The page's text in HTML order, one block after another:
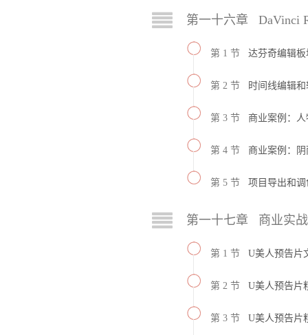
第一十六章 DaVinci
第 1 节 达芬奇编辑
第 2 节 时间线编辑
第 3 节 商业案例：
第 4 节 商业案例：
第 5 节 项目导出和
第一十七章 商业实
第 1 节 U美人预告片
第 2 节 U美人预告片
第 3 节 U美人预告片